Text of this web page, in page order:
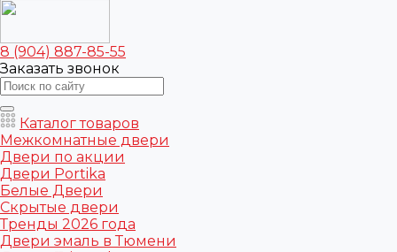
8 (904) 887-85-55
Заказать звонок
Каталог товаров
Межкомнатные двери
Двери по акции
Двери Portika
Белые Двери
Скрытые двери
Тренды 2026 года
Двери эмаль в Тюмени